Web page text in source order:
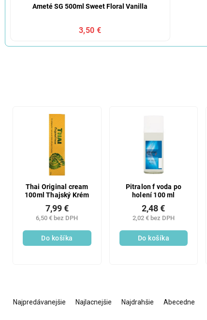
Ameté SG 500ml Sweet Floral Vanilla
3,50 €
Thai Original cream
100ml Thajský Krém
6,50 € bez DPH
7,99 €
Do košíka
Pitralon f voda po
holení 100 ml
2,02 € bez DPH
2,48 €
Do košíka
Najpredávanejšie Najlacnejšie Najdrahšie Abecedne